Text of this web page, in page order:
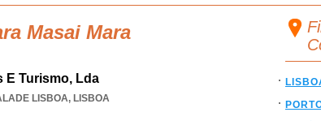
Masai Mara
E Turismo, Lda
LISBOA, LISBOA